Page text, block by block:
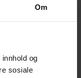
Om
og
sosiale